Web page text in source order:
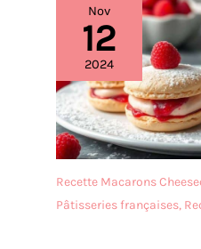
Nov
12
2024
Recette Macarons
Pâtisseries françaises,